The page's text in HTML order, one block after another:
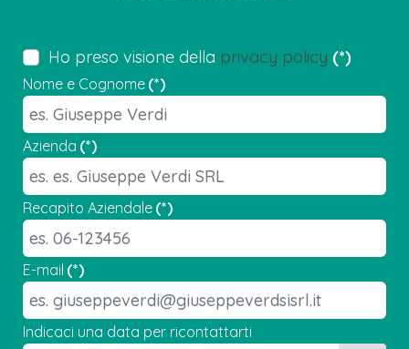
Ho preso visione della privacy policy (*)
Nome e Cognome (*)
Azienda (*)
Recapito Aziendale (*)
E-mail (*)
Indicaci una data per ricontattarti